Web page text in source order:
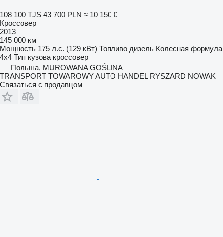
108 100 TJS 43 700 PLN ≈ 10 150 €
Кроссовер
2013
145 000 км
Мощность 175 л.с. (129 кВт) Топливо дизель Колесная формула
4x4 Тип кузова кроссовер
Польша, MUROWANA GOŚLINA
TRANSPORT TOWAROWY AUTO HANDEL RYSZARD NOWAK
Связаться с продавцом